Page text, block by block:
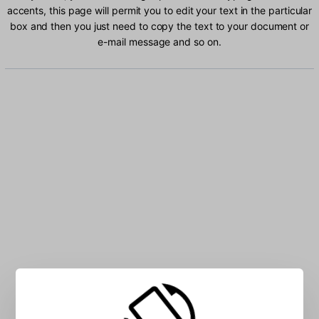
accents, this page will permit you to edit your text in the particular
box and then you just need to copy the text to your document or
e-mail message and so on.
Type Turkish Q characters into the box: